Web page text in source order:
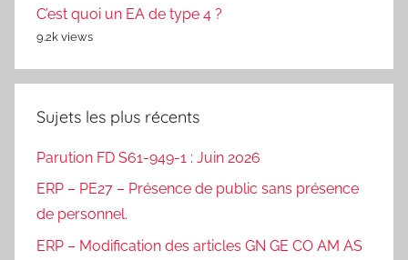
C’est quoi un EA de type 4 ?
9.2k views
Sujets les plus récents
Parution FD S61-949-1 : Juin 2026
ERP – PE27 – Présence de public sans présence
de personnel.
ERP – Modification des articles GN GE CO AM AS